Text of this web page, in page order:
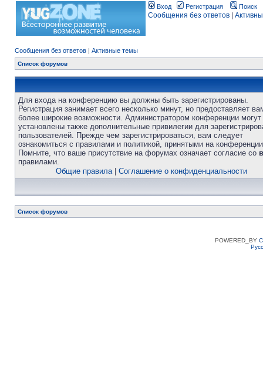
Вход Регистрация Поиск
Сообщения без ответов
Сообщения без ответов | Активные темы
Список форумов
Для входа на конференцию вы должны быть зарегистрированы.
Регистрация занимает всего несколько минут, но предоставляет
более широкие возможности. Администратором конференции
установлены также дополнительные привилегии для
пользователей. Прежде чем зарегистрироваться, вам следует
ознакомиться с правилами и политикой, принятыми на
Помните, что ваше присутствие на форумах означает согласие со
правилами.
Общие правила| Соглашение о конфиденциальности
Список форумов
POWERED_BY